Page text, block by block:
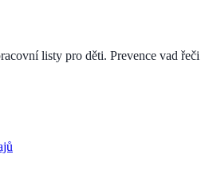
listy pro děti. Prevence vad řeči